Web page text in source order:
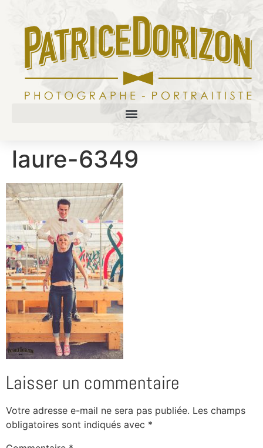
laure-6349
Laisser un commentaire
Votre adresse e-mail ne sera pas publiée. Les champs
obligatoires sont indiqués avec *